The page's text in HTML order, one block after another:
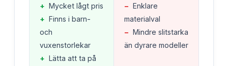
+ Mycket lågt pris
+ Finns i barn-
och
vuxenstorlekar
+ Lätta att ta på
− Enklare
materialval
− Mindre slitstarka
än dyrare modeller